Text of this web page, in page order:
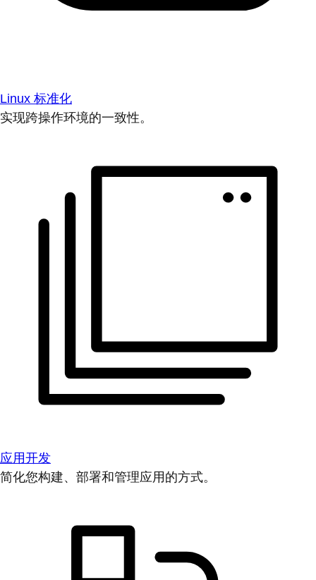
Linux 标准化
实现跨操作环境的一致性。
应用开发
简化您构建、部署和管理应用的方式。